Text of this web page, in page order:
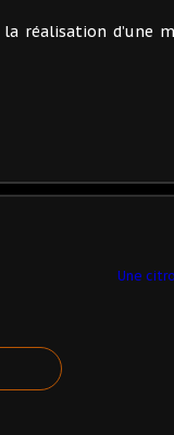
réalisation d’une
Une